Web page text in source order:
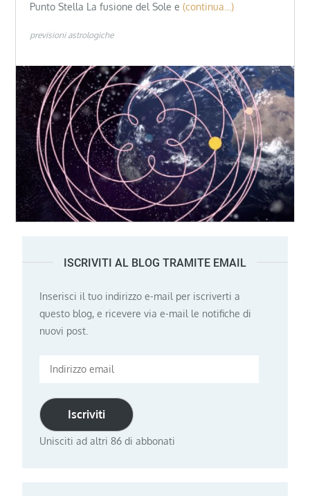
Punto Stella La fusione del Sole e (continua…)
previsioni astrologiche
ISCRIVITI AL BLOG TRAMITE EMAIL
Inserisci il tuo indirizzo e-mail per iscriverti a
questo blog, e ricevere via e-mail le notifiche di
nuovi post.
Indirizzo
Iscriviti
Unisciti ad altri 86 di abbonati